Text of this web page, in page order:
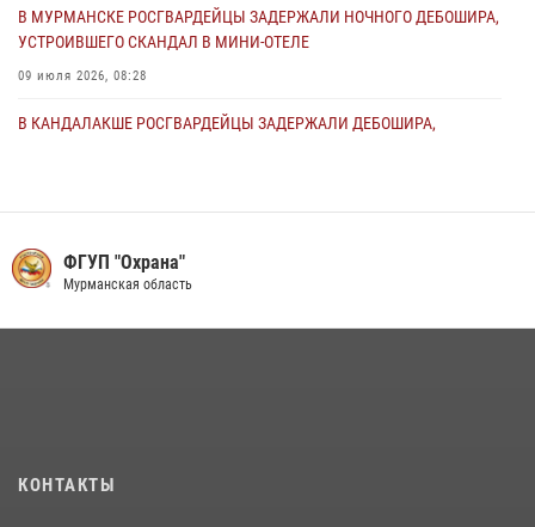
24 июля 2026, 09:21
В МУРМАНСКЕ РОСГВАРДЕЙЦЫ ЗАДЕРЖАЛИ НОЧНОГО ДЕБОШИРА,
УСТРОИВШЕГО СКАНДАЛ В МИНИ-ОТЕЛЕ
09 июля 2026, 08:28
В КАНДАЛАКШЕ РОСГВАРДЕЙЦЫ ЗАДЕРЖАЛИ ДЕБОШИРА,
ДЕБОШИРА, УСТРОИВШЕГО СКАНДАЛ В ГОСТИНИЦЕ
23 июля 2026, 08:13
ФГУП "Охрана"
Мурманская область
КОНТАКТЫ